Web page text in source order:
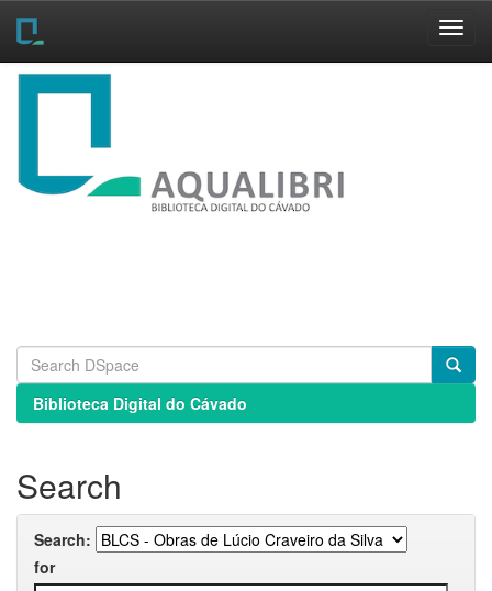
Skip
Biblioteca Digital do Cávado
Search
Search:
for